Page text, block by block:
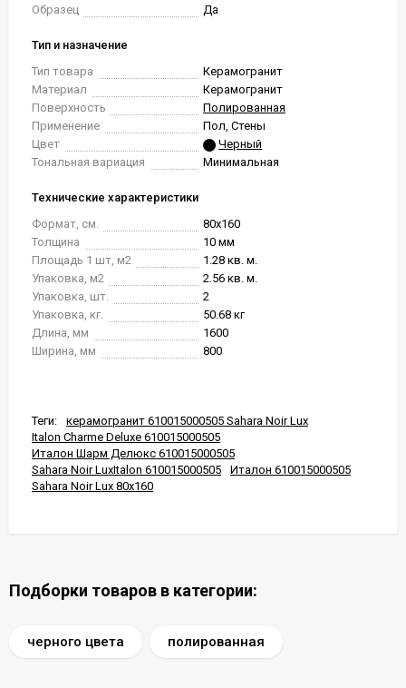
Образец Да
Тип и назначение
Тип товара
Керамогранит
Материал
Керамогранит
Поверхность
Полированная
Применение
Пол, Стены
Цвет
Черный
Тональная вариация
Минимальная
Технические характеристики
Формат, см.
80x160
Толщина
10 мм
Площадь 1 шт, м2
1.28 кв. м.
Упаковка, м2
2.56 кв. м.
Упаковка, шт.
2
Упаковка, кг.
50.68 кг
Длина, мм
1600
Ширина, мм
800
Теги:
керамогранит 610015000505 Sahara Noir Lux
Italon Charme Deluxe 610015000505
Италон Шарм Делюкс 610015000505
Sahara Noir LuxItalon 610015000505
Италон 610015000505
Sahara Noir Lux 80x160
Подборки товаров в категории:
черного цвета полированная